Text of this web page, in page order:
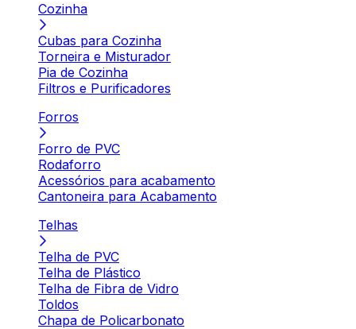
Cozinha
Cubas para Cozinha
Torneira e Misturador
Pia de Cozinha
Filtros e Purificadores
Forros
Forro de PVC
Rodaforro
Acessórios para acabamento
Cantoneira para Acabamento
Telhas
Telha de PVC
Telha de Plástico
Telha de Fibra de Vidro
Toldos
Chapa de Policarbonato